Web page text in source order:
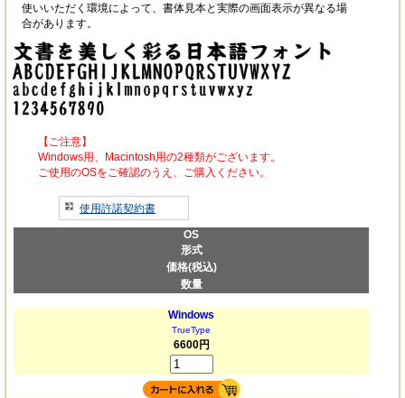
使いいただく環境によって、書体見本と実際の画面表示が異なる場
合があります。
【ご注意】
Windows用、Macintosh用の2種類がございます。
ご使用のOSをご確認のうえ、ご購入ください。
使用許諾契約書
OS
形式
価格(税込)
数量
Windows
TrueType
6600円